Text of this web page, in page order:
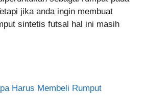
jika anda ingin membuat
sintetis futsal hal ini masih
Harus Membeli Rumput